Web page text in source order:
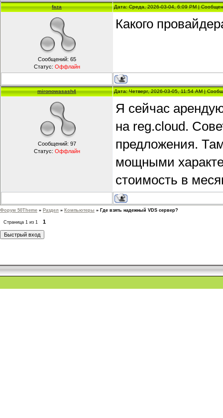
faza Дата: Среда, 2026-03-04, 6:09 PM |
Сообщений: 65
Статус: Оффлайн
Какого
mironowasash4 Дата: Четверг, 2026-03-05, 11:54 AM |
Сообщений: 97
Статус: Оффлайн
Я сейчас
на reg.cloud.
предложения.
мощными
стоимость в
Форум 50Theme » Раздел » Компьютеры » Где взять надежный VDS сервер?
Страница 1 из 1 1